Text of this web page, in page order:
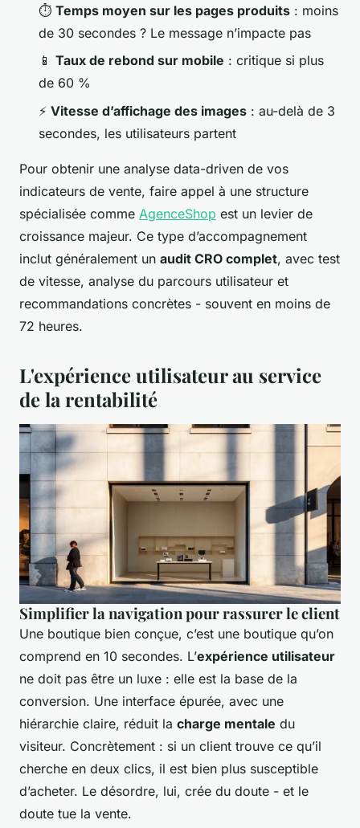
⏱️ Temps moyen sur les pages produits : moins
de 30 secondes ? Le message n’impacte pas
📱 Taux de rebond sur mobile : critique si plus
de 60 %
⚡ Vitesse d’affichage des images : au-delà de 3
secondes, les utilisateurs partent
Pour obtenir une analyse data-driven de vos
indicateurs de vente, faire appel à une structure
spécialisée comme AgenceShop est un levier de
croissance majeur. Ce type d’accompagnement
inclut généralement un audit CRO complet, avec test
de vitesse, analyse du parcours utilisateur et
recommandations concrètes - souvent en moins de
72 heures.
L'expérience utilisateur au service
de la rentabilité
Simplifier la navigation pour rassurer le client
Une boutique bien conçue, c’est une boutique qu’on
comprend en 10 secondes. L’expérience utilisateur
ne doit pas être un luxe : elle est la base de la
conversion. Une interface épurée, avec une
hiérarchie claire, réduit la charge mentale du
visiteur. Concrètement : si un client trouve ce qu’il
cherche en deux clics, il est bien plus susceptible
d’acheter. Le désordre, lui, crée du doute - et le
doute tue la vente.